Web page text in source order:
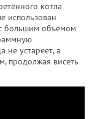
котла
использован
большим объёмом
не устареет, а
продолжая висеть